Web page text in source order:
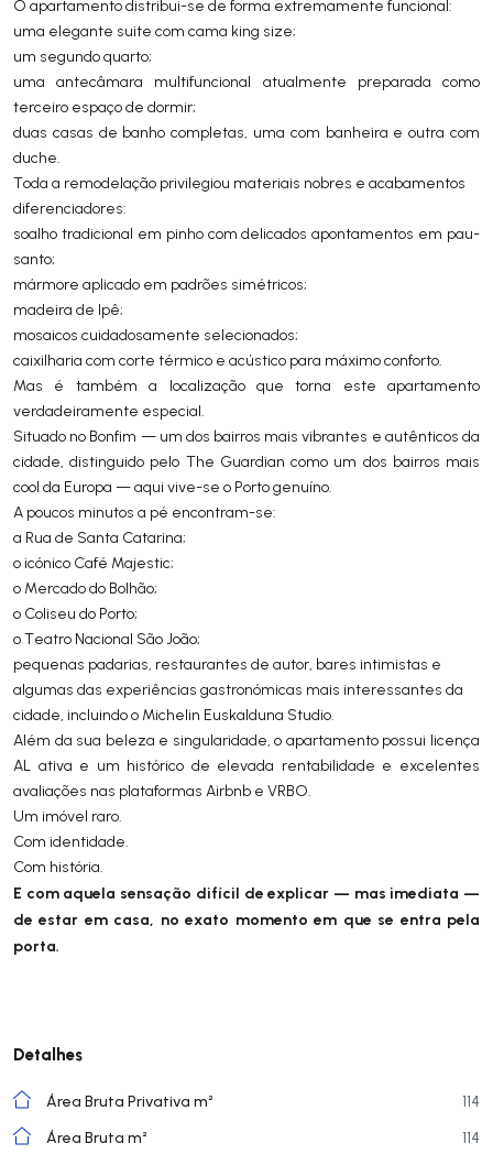
O apartamento distribui-se de forma extremamente funcional:
uma elegante suite com cama king size;
um segundo quarto;
uma antecâmara multifuncional atualmente preparada como
terceiro espaço de dormir;
duas casas de banho completas, uma com banheira e outra com
duche.
Toda a remodelação privilegiou materiais nobres e acabamentos
diferenciadores:
soalho tradicional em pinho com delicados apontamentos em pau-
santo;
mármore aplicado em padrões simétricos;
madeira de Ipê;
mosaicos cuidadosamente selecionados;
caixilharia com corte térmico e acústico para máximo conforto.
Mas é também a localização que torna este apartamento
verdadeiramente especial.
Situado no Bonfim — um dos bairros mais vibrantes e autênticos da
cidade, distinguido pelo The Guardian como um dos bairros mais
cool da Europa — aqui vive-se o Porto genuíno.
A poucos minutos a pé encontram-se:
a Rua de Santa Catarina;
o icónico Café Majestic;
o Mercado do Bolhão;
o Coliseu do Porto;
o Teatro Nacional São João;
pequenas padarias, restaurantes de autor, bares intimistas e
algumas das experiências gastronómicas mais interessantes da
cidade, incluindo o Michelin Euskalduna Studio.
Além da sua beleza e singularidade, o apartamento possui licença
AL ativa e um histórico de elevada rentabilidade e excelentes
avaliações nas plataformas Airbnb e VRBO.
Um imóvel raro.
Com identidade.
Com história.
E com aquela sensação difícil de explicar — mas imediata —
de estar em casa, no exato momento em que se entra pela
porta.
Detalhes
Área Bruta Privativa m²
114
Área Bruta m²
114